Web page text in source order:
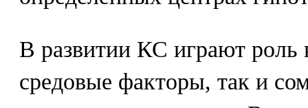
В развитии КС играют роль
средовые факторы, так и